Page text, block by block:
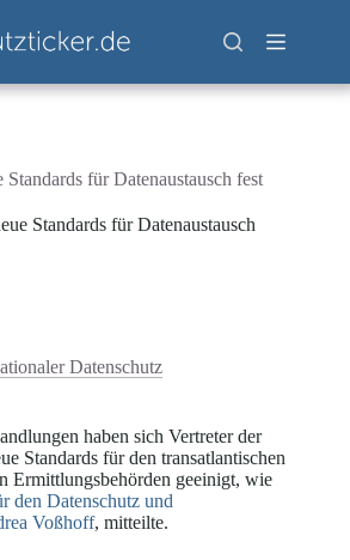
für Datenaustausch fest
Standards für Datenaustausch
Datenschutz
haben sich Vertreter der
Standards für den transatlantischen
Ermittlungsbehörden geeinigt, wie
den Datenschutz und
Voßhoff, mitteilte.